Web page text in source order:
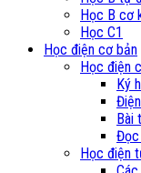
Học B cơ
Học C1
Học điện cơ bản
Học điện
Ký
Bài
Đọc
Học điện